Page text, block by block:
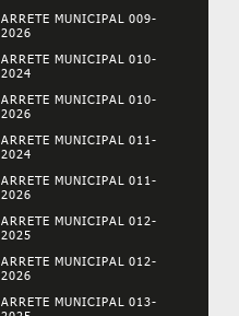
ARRETE MUNICIPAL 009-
2026
ARRETE MUNICIPAL 010-
2024
ARRETE MUNICIPAL 010-
2026
ARRETE MUNICIPAL 011-
2024
ARRETE MUNICIPAL 011-
2026
ARRETE MUNICIPAL 012-
2025
ARRETE MUNICIPAL 012-
2026
ARRETE MUNICIPAL 013-